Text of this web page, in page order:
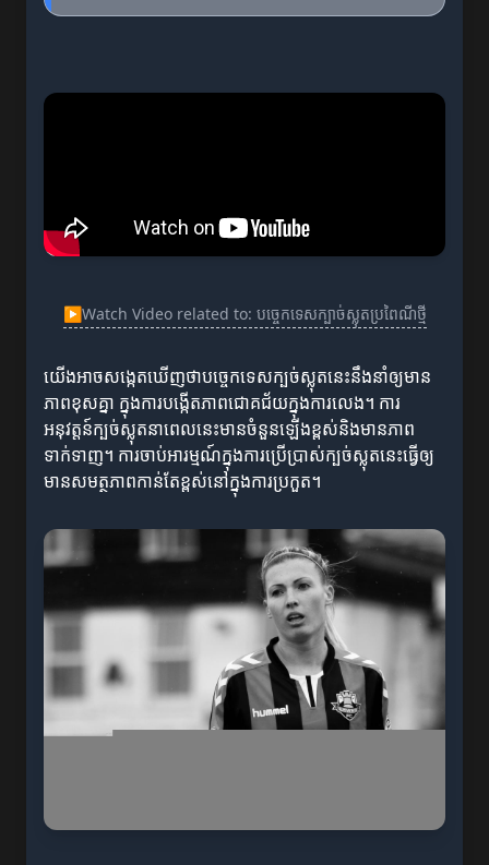
▶Watch Video related to: បច្ចេកទេសក្បាច់ស្លុតប្រពៃណីថ្មី
យើងអាចសង្កេតឃើញថាបច្ចេកទេសក្បច់ស្លុតនេះនឹងនាំឲ្យមាន
ភាពខុសគ្នា ក្នុងការបង្កើតភាពជោគជ័យក្នុងការលេង។ ការ
អនុវត្តន៍ក្បច់ស្លុតនាពេលនេះមានចំនួនឡើងខ្ពស់និងមានភាព
ទាក់ទាញ។ ការចាប់អារម្មណ៍ក្នុងការប្រើប្រាស់ក្បច់ស្លុតនេះធ្វើឲ្យ
មានសមត្ថភាពកាន់តែខ្ពស់នៅក្នុងការប្រកួត។